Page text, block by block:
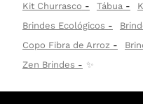
Kit Churrasco
Tábua
Brindes Ecológicos
Copo Fibra de Arroz
Zen Brindes
✨